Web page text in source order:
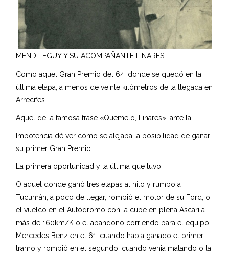
MENDITEGUY Y SU ACOMPAÑANTE LINARES
Como aquel Gran Premio del 64, donde se quedó en la
última etapa, a menos de veinte kilómetros de la llegada en
Arrecifes.
Aquel de la famosa frase «Quémelo, Linares», ante la
Impotencia dé ver cómo se alejaba la posibilidad de ganar
su primer Gran Premio.
La primera oportunidad y la última que tuvo.
O aquel donde ganó tres etapas al hilo y rumbo a
Tucumán, a poco de llegar, rompió el motor de su Ford, o
el vuelco en el Autódromo con la cupe en plena Ascari a
más de 160km/K o el abandono corriendo para el equipo
Mercedes Benz en el 61, cuando habia ganado el primer
tramo y rompió en el segundo, cuando venia matando o la